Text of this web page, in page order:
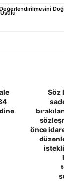
Değerlendirilmesini
Söz
önce